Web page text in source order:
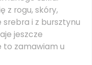
z rogu, skóry,
i z bursztynu
jeszcze
to zamawiam u